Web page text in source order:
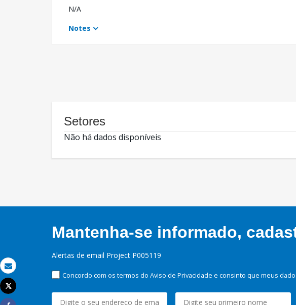
Email
Imprimir
Tweet
N/A
Notes
Setores
Não há dados disponíveis
Mantenha-se informado,
Alertas de email Project P005119
Concordo com os termos do Aviso de Privacidade e consinto que meus